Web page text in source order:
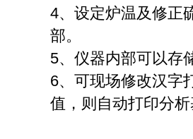
4、设定炉温及修正
部。
5、仪器内部可以存
6、可现场修改汉字
值，则自动打印分